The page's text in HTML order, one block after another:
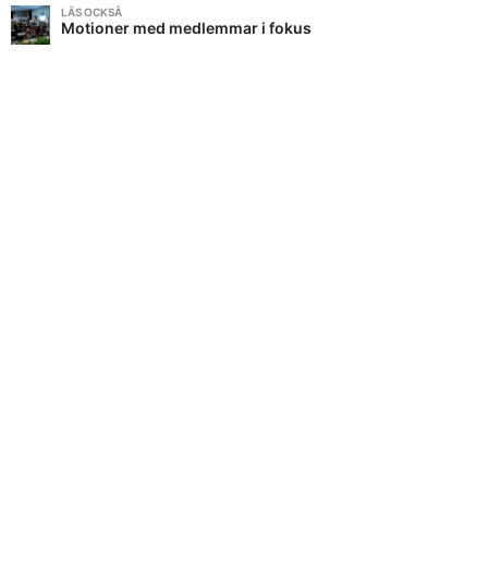
LÄS OCKSÅ
Motioner med medlemmar i fokus